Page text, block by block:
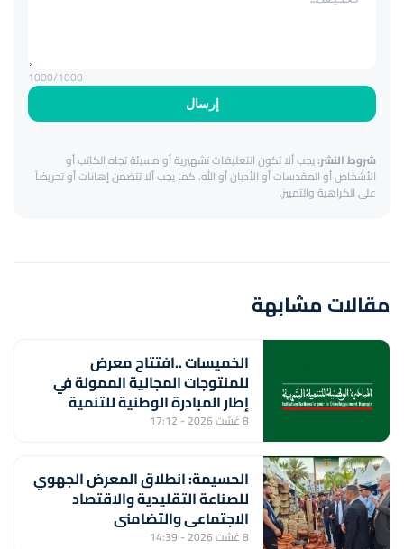
إرسال
1000/1000
شروط النشر:يجب ألا تكون التعليقات تشهيرية أو مسيئة تجاه الكاتب أو
الأشخاص أو المقدسات أو الأديان أو الله. كما يجب ألا تتضمن إهانات أو تحريضاً
على الكراهية والتمييز.
مقالات مشابهة
الخميسات ..افتتاح معرض
للمنتوجات المجالية الممولة في
إطار المبادرة الوطنية للتنمية
البشرية
8 غشت 2026 - 17:12
الحسيمة: انطلاق المعرض الجهوي
للصناعة التقليدية والاقتصاد
الاجتماعي والتضامني
8 غشت 2026 - 14:39